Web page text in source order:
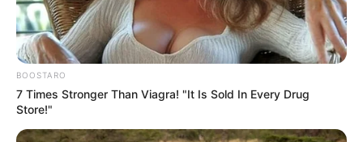
BOOSTARO
7 Times Stronger Than Viagra! "It Is Sold In Every Drug
Store!"